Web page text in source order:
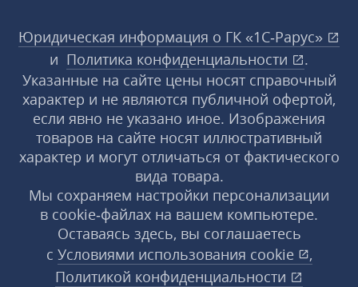
Юридическая информация о ГК «1С‑Рарус»
и Политика конфиденциальности
.
Указанные на сайте цены носят справочный
характер и не являются публичной офертой,
если явно не указано иное. Изображения
товаров на сайте носят иллюстративный
характер и могут отличаться от фактического
вида товара.
Мы сохраняем настройки персонализации
в cookie‑файлах на вашем компьютере.
Оставаясь здесь, вы соглашаетесь
с Условиями использования cookie
,
Политикой конфиденциальности